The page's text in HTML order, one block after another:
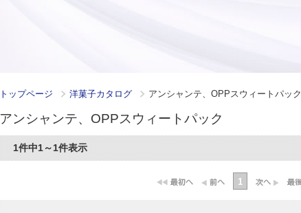
トップページ 洋菓子カタログ アンシャンテ、OPPスウィートパック
アンシャンテ、OPPスウィートパック
1件中1～1件表示
1